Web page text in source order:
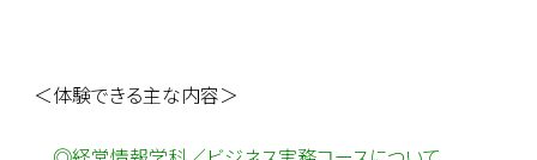
＜体験できる主な内容＞